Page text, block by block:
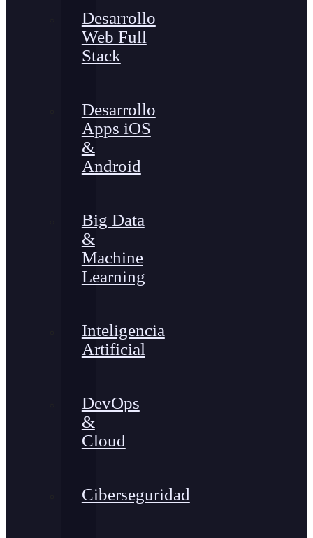
Desarrollo
Web Full
Stack
Desarrollo
Apps iOS
&
Android
Big Data
&
Machine
Learning
Inteligencia
Artificial
DevOps
&
Cloud
Ciberseguridad